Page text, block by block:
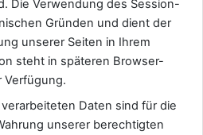
Die Verwendung des Session-
Gründen und dient der
unserer Seiten in Ihrem
steht in späteren Browser-
Verfügung.
Daten sind für die
unserer berechtigten